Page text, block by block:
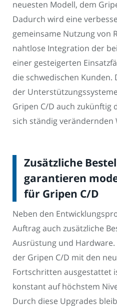
neuesten Modell, dem
Dadurch wird eine
gemeinsame Nutzung von
nahtlose Integration der
einer gesteigerten
die schwedischen
der
Gripen C/D auch zukünftig
sich ständig verändernden
Zusätzliche
garantieren
für Gripen C/D
Neben den
Auftrag auch zusätzliche
Ausrüstung und
der Gripen C/D mit den
Fortschritten ausgestattet
konstant auf höchstem
Durch diese Upgrades